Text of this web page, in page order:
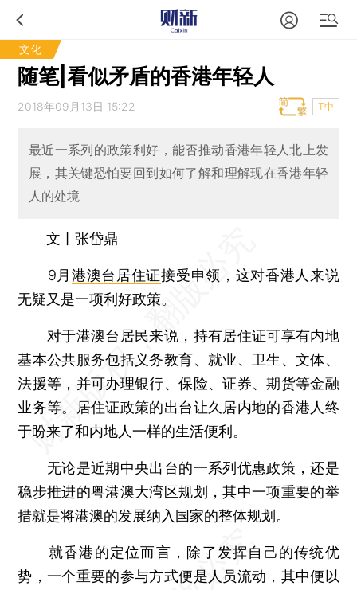
文化
随笔|看似矛盾的香港年轻人
2018年09月13日 15:22 T中
最近一系列的政策利好，能否推动香港年轻人北上发
展，其关键恐怕要回到如何了解和理解现在香港年轻
人的处境
文丨张岱鼎
9月港澳台居住证接受申领，这对香港人来说
无疑又是一项利好政策。
对于港澳台居民来说，持有居住证可享有内地
基本公共服务包括义务教育、就业、卫生、文体、
法援等，并可办理银行、保险、证券、期货等金融
业务等。居住证政策的出台让久居内地的香港人终
于盼来了和内地人一样的生活便利。
无论是近期中央出台的一系列优惠政策，还是
稳步推进的粤港澳大湾区规划，其中一项重要的举
措就是将港澳的发展纳入国家的整体规划。
就香港的定位而言，除了发挥自己的传统优
势，一个重要的参与方式便是人员流动，其中便以